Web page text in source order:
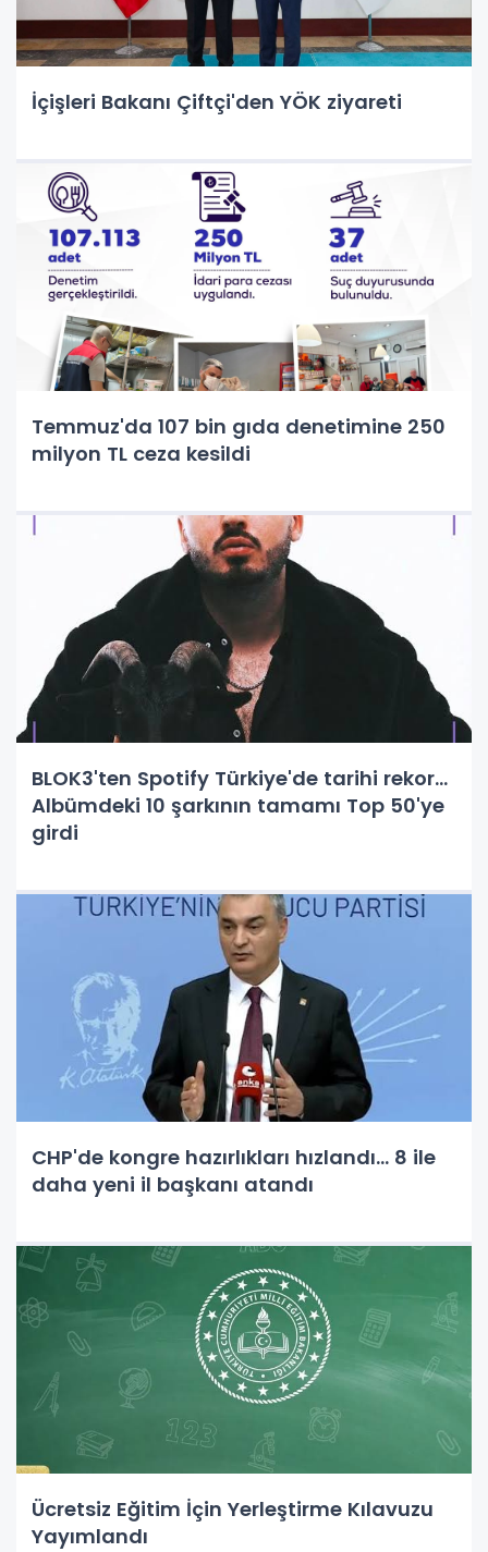
İçişleri Bakanı Çiftçi'den YÖK ziyareti
Temmuz'da 107 bin gıda denetimine 250
milyon TL ceza kesildi
BLOK3'ten Spotify Türkiye'de tarihi rekor...
Albümdeki 10 şarkının tamamı Top 50'ye
girdi
CHP'de kongre hazırlıkları hızlandı... 8 ile
daha yeni il başkanı atandı
Ücretsiz Eğitim İçin Yerleştirme Kılavuzu
Yayımlandı